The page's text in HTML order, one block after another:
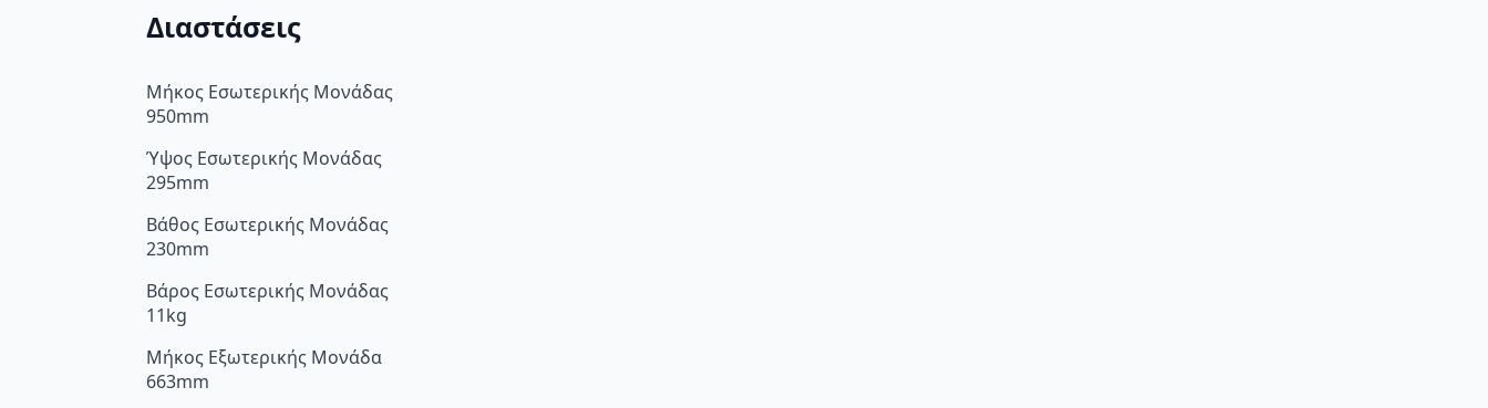
Διαστάσεις
Μήκος Εσωτερικής Μονάδας
950mm
Ύψος Εσωτερικής Μονάδας
295mm
Βάθος Εσωτερικής Μονάδας
230mm
Βάρος Εσωτερικής Μονάδας
11kg
Μήκος Εξωτερικής Μονάδα
663mm